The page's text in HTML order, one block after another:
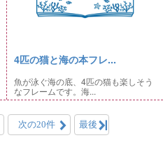
4匹の猫と海の本フレ...
魚が泳ぐ海の底、4匹の猫も楽しそう
なフレームです。海...
次の20件 最後